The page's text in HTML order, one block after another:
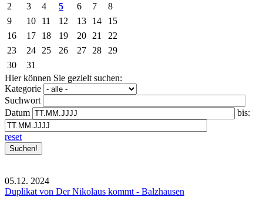
2
3 4 5 6 7
8
9
10 11 12 13 14
15
16
17 18 19 20 21
22
23
24 25 26 27 28
29
30
31
Hier können Sie gezielt suchen:
Kategorie
Suchwort
Datum
bis:
reset
05.12. 2024
Duplikat von Der Nikolaus kommt - Balzhausen